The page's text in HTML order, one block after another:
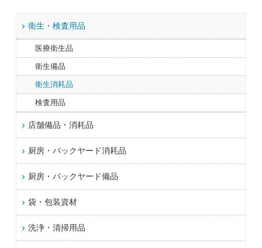
衛生・検査用品
医療衛生品
衛生備品
衛生消耗品
検査用品
店舗備品・消耗品
厨房・バックヤード消耗品
厨房・バックヤード備品
袋・包装資材
洗浄・清掃用品